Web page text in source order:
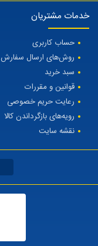
خدمات مشتریان
حساب کاربری
روش‌های ارسال سفارش
سبد خرید
قوانین و مقررات
رعایت حریم خصوصی
رویه‌های بازگرداندن کالا
نقشه سایت